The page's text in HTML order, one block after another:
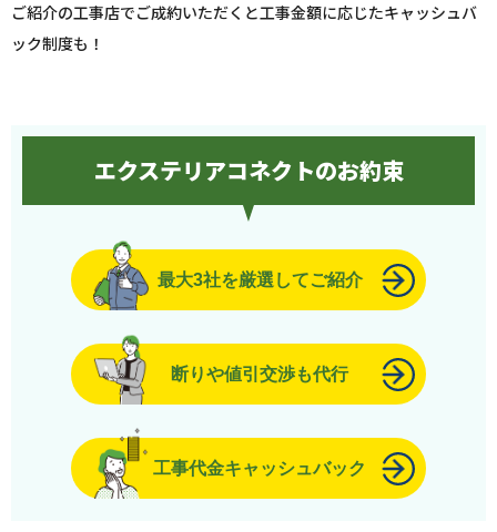
ご紹介の工事店でご成約いただくと工事金額に応じたキャッシュバ
ック制度も！
エクステリアコネクトのお約束
最大3社を厳選してご紹介
断りや値引交渉も代行
工事代金キャッシュバック